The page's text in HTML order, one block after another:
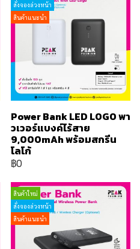
สั่งจองล่วงหน้า
สินค้าแนะนำ
Power Bank LED LOGO พา
วเวอร์แบงค์ไร้สาย
9,000mAh พร้อมสกรีน
โลโก้
฿0
สินค้าใหม่
สั่งจองล่วงหน้า
สินค้าแนะนำ